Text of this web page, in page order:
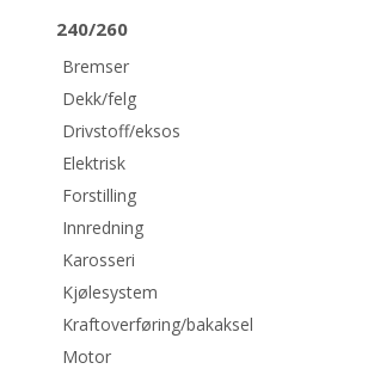
240/260
Bremser
Dekk/felg
Drivstoff/eksos
Elektrisk
Forstilling
Innredning
Karosseri
Kjølesystem
Kraftoverføring/bakaksel
Motor